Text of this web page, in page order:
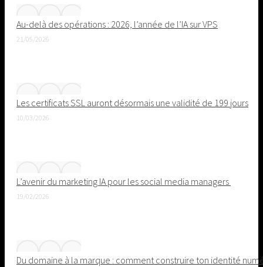
Au-delà des opérations : 2026, l’année de l’IA sur VPS
21/05/2026
Les certificats SSL auront désormais une validité de 199 jours
10/03/2026
L’avenir du marketing IA pour les social media managers
19/02/2026
Du domaine à la marque : comment construire ton identité